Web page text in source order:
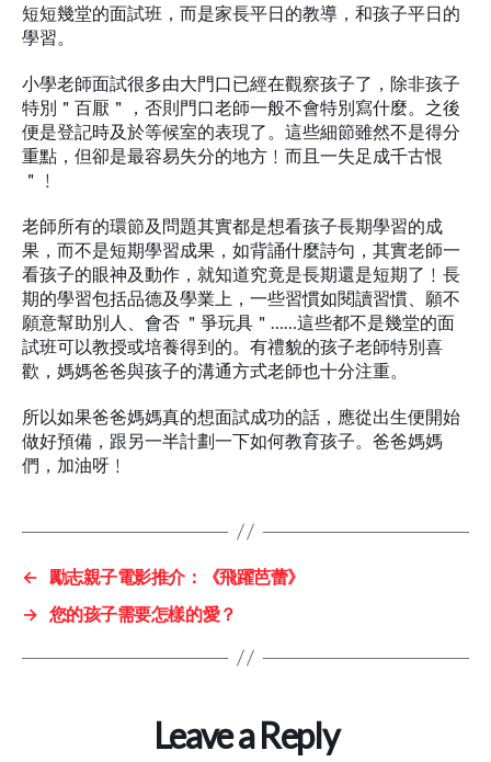
短短幾堂的面試班，而是家長平日的教導，和孩子平日的
學習。
小學老師面試很多由大門口已經在觀察孩子了，除非孩子
特別＂百厭＂，否則門口老師一般不會特別寫什麼。之後
便是登記時及於等候室的表現了。這些細節雖然不是得分
重點，但卻是最容易失分的地方﹗而且一失足成千古恨
＂﹗
老師所有的環節及問題其實都是想看孩子長期學習的成
果，而不是短期學習成果，如背誦什麼詩句，其實老師一
看孩子的眼神及動作，就知道究竟是長期還是短期了﹗長
期的學習包括品德及學業上，一些習慣如閱讀習慣、願不
願意幫助別人、會否 ＂爭玩具＂……這些都不是幾堂的面
試班可以教授或培養得到的。有禮貌的孩子老師特別喜
歡，媽媽爸爸與孩子的溝通方式老師也十分注重。
所以如果爸爸媽媽真的想面試成功的話，應從出生便開始
做好預備，跟另一半計劃一下如何教育孩子。爸爸媽媽
們，加油呀﹗
←
勵志親子電影推介：《飛躍芭蕾》
→ 您的孩子需要怎樣的愛？
Leave a Reply